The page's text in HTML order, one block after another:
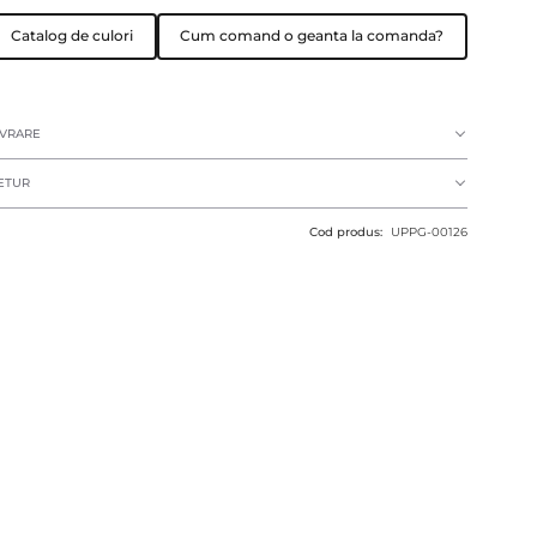
Catalog de culori Cum comand o geanta la comanda?
Cod produs: UPPG-00126